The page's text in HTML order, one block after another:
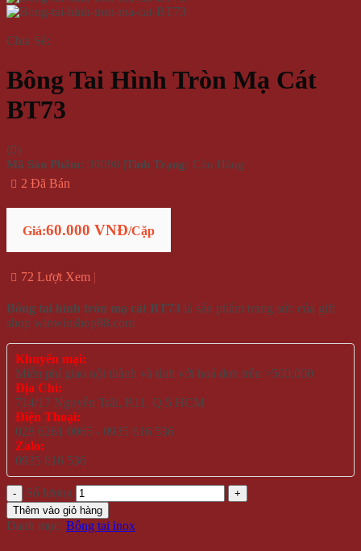
Chia Sẻ:
Bông Tai Hình Tròn Mạ Cát
BT73
(0)
Mã Sản Phẩm: 39098 |Tình Trạng: Còn Hàng
2 Đã Bán
Giá:60.000 VNĐ/Cặp
72 Lượt Xem
Bông tai hình tròn mạ cát BT73 là sản phẩm trang sức của gift
shop winwinshop88.com
Khuyến mại:
Miễn phí giao nội thành và tỉnh với hoá đơn trên >500.000
Địa Chỉ:
714/17 Nguyễn Trãi, P.11, Q.5 HCM
Điện Thoại:
028 6261 0065 - 0935 616 536
Zalo:
0935 616 536
Số lượng
Thêm vào giỏ hàng
Danh mục: Bông tai inox